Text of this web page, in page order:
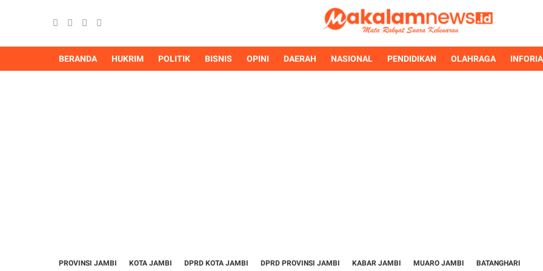
BERANDA HUKRIM POLITIK BISNIS OPINI DAERAH NASIONAL PENDIDIKAN OLAHRAGA
PROVINSI JAMBI KOTA JAMBI DPRD KOTA JAMBI DPRD PROVINSI JAMBI KABAR JAMBI MUARO JAMBI BATANGHARI